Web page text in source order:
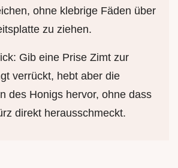
ohne klebrige Fäden über
zu ziehen.
Gib eine Prise Zimt zur
verrückt, hebt aber die
des Honigs hervor, ohne dass
direkt herausschmeckt.